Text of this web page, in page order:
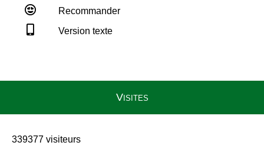
Recommander
Version texte
Visites
339377 visiteurs